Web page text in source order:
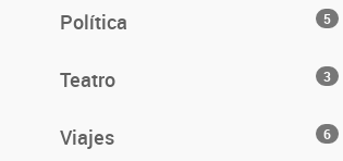
Política 5
Teatro 3
Viajes 6